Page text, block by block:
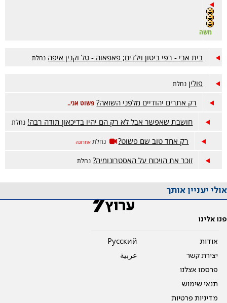
משה
בית אבי - רפי ביטון וילדים; פאפאוה - טל וקנין איפה נחלת
פולין נחלת
רק אתרים יהודיים מלפני השואה? פשוט אני..
חושבת שאפשר אבל לא רק הם יהיו בדיכאון תודה רבה! נחלת
רק אחד טוב שם פשוט? נחלת אחרונה
זוכר את הויכוח על האסטרונומיה? נחלת
אולי יעניין אותך
פנו אלינו
אודות
יצירת קשר
פרסמו אצלנו
תנאי שימוש
מדיניות פרטיות
Pусский
عربية